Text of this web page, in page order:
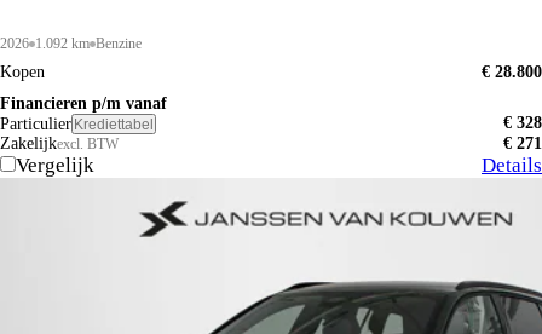
2026 1.092 km Benzine
Kopen
€ 28.800
Financieren p/m vanaf
Particulier Krediettabel
€ 328
Zakelijkexcl. BTW € 271
Vergelijk Details